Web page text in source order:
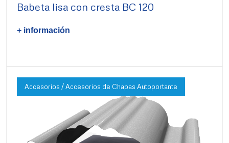
Babeta lisa con cresta BC 120
+ información
Accesorios / Accesorios de Chapas Autoportante